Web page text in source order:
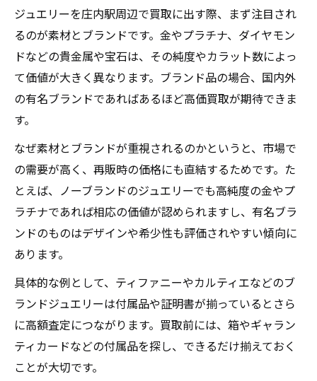
ジュエリーを庄内駅周辺で買取に出す際、まず注目され
るのが素材とブランドです。金やプラチナ、ダイヤモン
ドなどの貴金属や宝石は、その純度やカラット数によっ
て価値が大きく異なります。ブランド品の場合、国内外
の有名ブランドであればあるほど高価買取が期待できま
す。
なぜ素材とブランドが重視されるのかというと、市場で
の需要が高く、再販時の価格にも直結するためです。た
とえば、ノーブランドのジュエリーでも高純度の金やプ
ラチナであれば相応の価値が認められますし、有名ブラ
ンドのものはデザインや希少性も評価されやすい傾向に
あります。
具体的な例として、ティファニーやカルティエなどのブ
ランドジュエリーは付属品や証明書が揃っているとさら
に高額査定につながります。買取前には、箱やギャラン
ティカードなどの付属品を探し、できるだけ揃えておく
ことが大切です。